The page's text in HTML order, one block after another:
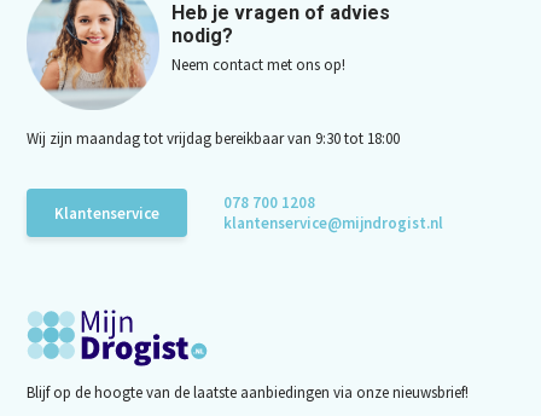
Heb je vragen of advies
nodig?
Neem contact met ons op!
Wij zijn maandag tot vrijdag bereikbaar van 9:30 tot 18:00
Klantenservice
078 700 1208
klantenservice@mijndrogist.nl
Blijf op de hoogte van de laatste aanbiedingen via onze nieuwsbrief!